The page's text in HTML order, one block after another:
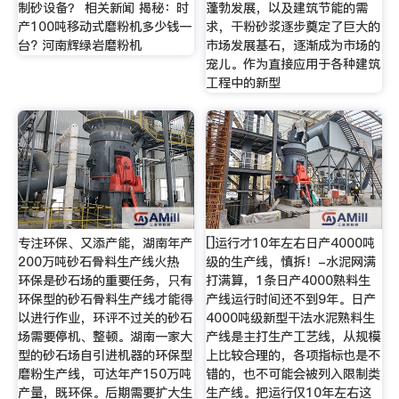
制砂设备？ 相关新闻 揭秘：时
产100吨移动式磨粉机多少钱一
台? 河南辉绿岩磨粉机
蓬勃发展，以及建筑节能的需
求，干粉砂浆逐步奠定了巨大的
市场发展基石，逐渐成为市场的
宠儿。作为直接应用于各种建筑
工程中的新型
专注环保、又添产能，湖南年产
200万吨砂石骨料生产线火热
环保是砂石场的重要任务，只有
环保型的砂石骨料生产线才能得
以进行作业，环评不过关的砂石
场需要停机、整顿。湖南一家大
型的砂石场自引进机器的环保型
磨粉生产线，可达年产150万吨
产量，既环保。后期需要扩大生
[]运行才10年左右日产4000吨
级的生产线，慎拆！-水泥网满
打满算，1条日产4000熟料生
产线运行时间还不到9年。日产
4000吨级新型干法水泥熟料生
产线是主打生产工艺线，从规模
上比较合理的，各项指标也是不
错的，也不可能会被列入限制类
生产线。把运行仅10年左右这